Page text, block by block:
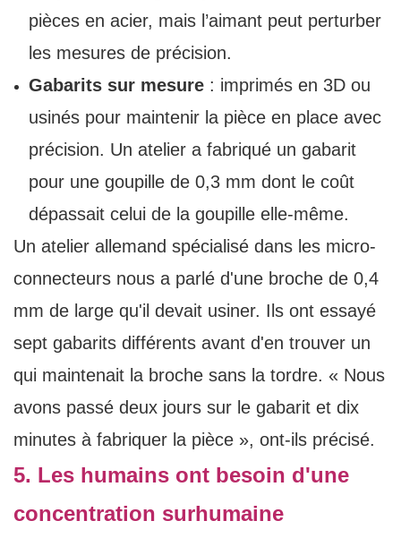
pièces en acier, mais l’aimant peut perturber
les mesures de précision.
Gabarits sur mesure: imprimés en 3D ou
usinés pour maintenir la pièce en place avec
précision. Un atelier a fabriqué un gabarit
pour une goupille de 0,3 mm dont le coût
dépassait celui de la goupille elle-même.
Un atelier allemand spécialisé dans les micro-
connecteurs nous a parlé d'une broche de 0,4
mm de large qu'il devait usiner. Ils ont essayé
sept gabarits différents avant d'en trouver un
qui maintenait la broche sans la tordre. « Nous
avons passé deux jours sur le gabarit et dix
minutes à fabriquer la pièce », ont-ils précisé.
5. Les humains ont besoin d'une
concentration surhumaine